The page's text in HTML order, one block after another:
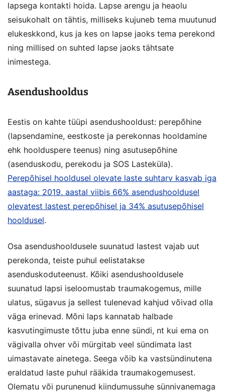
lapsega kontakti hoida. Lapse arengu ja heaolu
seisukohalt on tähtis, milliseks kujuneb tema muutunud
elukeskkond, kus ja kes on lapse jaoks tema perekond
ning millised on suhted lapse jaoks tähtsate
inimestega.
Asendushooldus
Eestis on kahte tüüpi asendushooldust: perepõhine
(lapsendamine, eestkoste ja perekonnas hooldamine
ehk hoolduspere teenus) ning asutusepõhine
(asenduskodu, perekodu ja SOS Lasteküla).
Perepõhisel hooldusel olevate laste suhtarv kasvab iga
aastaga: 2019. aastal viibis 66% asendushooldusel
olevatest lastest perepõhisel ja 34% asutusepõhisel
hooldusel.
Osa asendushooldusele suunatud lastest vajab uut
perekonda, teiste puhul eelistatakse
asenduskoduteenust. Kõiki asendushooldusele
suunatud lapsi iseloomustab traumakogemus, mille
ulatus, sügavus ja sellest tulenevad kahjud võivad olla
väga erinevad. Mõni laps kannatab halbade
kasvutingimuste tõttu juba enne sündi, nt kui ema on
vägivalla ohver või mürgitab veel sündimata last
uimastavate ainetega. Seega võib ka vastsündinutena
eraldatud laste puhul rääkida traumakogemusest.
Olematu või purunenud kiindumussuhe sünnivanemaga